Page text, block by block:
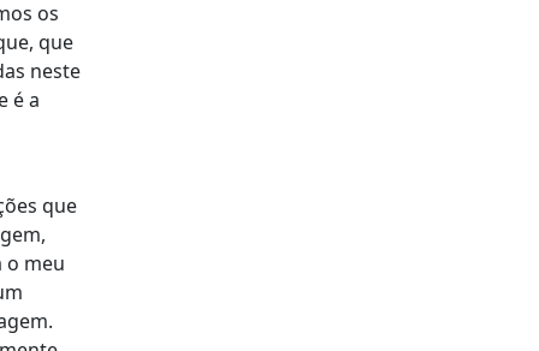
os
que
neste
é a
que
o meu